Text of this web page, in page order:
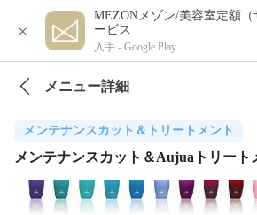
×
MEZONメゾン/美容室定額
ービス
入手 - Google Play
メニュー詳細
メンテナンスカット＆トリートメント
メンテナンスカット＆Aujuaトリート